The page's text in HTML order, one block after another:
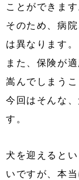
ことができます
そのため、病
は異なります。
また、保険が
嵩んでしまうこ
今回はそんな
す。
犬を迎えると
いですが、本